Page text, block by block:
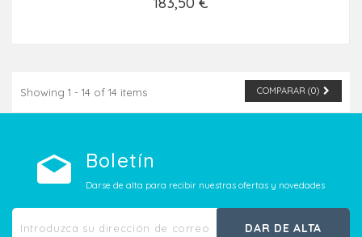
COMPARAR (0)
Showing 1 - 14 of 14 items
Boletín
Darse de alta para recibir nuestras ofertas y novedades
DAR DE ALTA